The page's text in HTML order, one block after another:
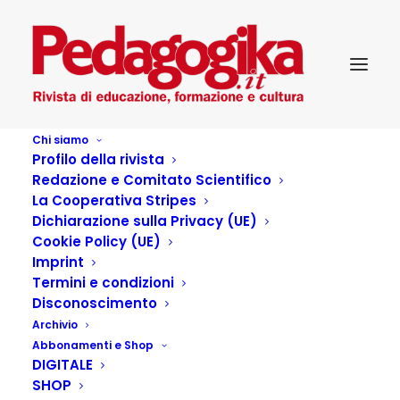
Chi siamo
Profilo della rivista
Redazione e Comitato Scientifico
La Cooperativa Stripes
Dichiarazione sulla Privacy (UE)
Cookie Policy (UE)
Imprint
Termini e condizioni
Disconoscimento
Archivio
Abbonamenti e Shop
DIGITALE
SHOP
Donne in carcere: se la
privazione diventa una
possibilità di ricercare il
proprio sé